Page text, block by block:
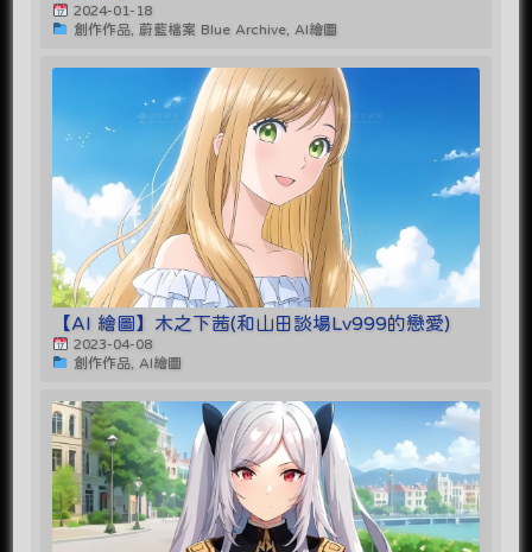
2024-01-18
創作作品, 蔚藍檔案 Blue Archive, AI繪圖
【AI 繪圖】木之下茜(和山田談場Lv999的戀愛)
2023-04-08
創作作品, AI繪圖